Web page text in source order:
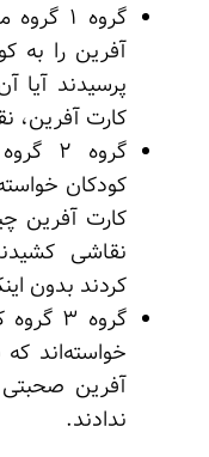
گروه ۱
آفرین را به
پرسیدند آیا
کارت آفرین،
کودکان
کارت آفرین
نقاشی
کردند بدون
گروه
خواسته‌اند
آفرین
ندادند.